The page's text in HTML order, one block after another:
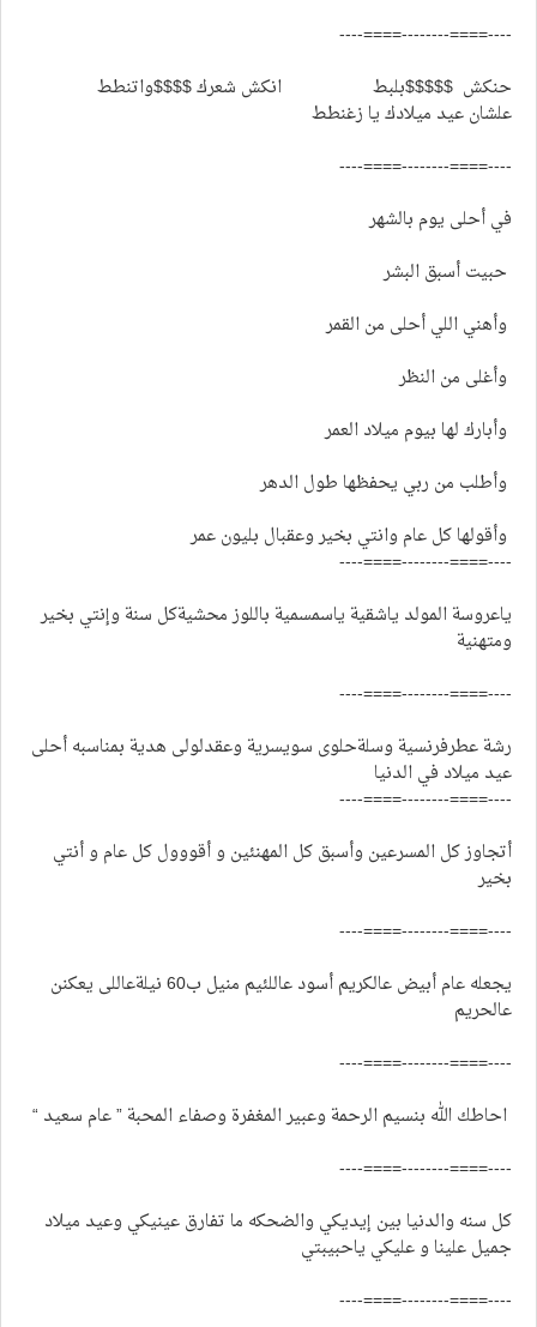
----====--------====----
حنكش $$$$$بلبط انكش شعرك $$$$واتنطط
علشان عيد ميلادك يا زغنطط
----====--------====----
في أحلى يوم بالشهر
حبيت أسبق البشر
وأهني اللي أحلى من القمر
وأغلى من النظر
وأبارك لها بيوم ميلاد العمر
وأطلب من ربي يحفظها طول الدهر
وأقولها كل عام وانتي بخير وعقبال بليون عمر
----====--------====----
ياعروسة المولد ياشقية ياسمسمية باللوز محشيةكل سنة وإنتي بخير
ومتهنية
----====--------====----
رشة عطرفرنسية وسلةحلوى سويسرية وعقدلولى هدية بمناسبه أحلى
عيد ميلاد في الدنيا
----====--------====----
أتجاوز كل المسرعين وأسبق كل المهنئين و أقووول كل عام و أنتي
بخير
----====--------====----
يجعله عام أبيض عالكريم أسود عاللئيم منيل ب60 نيلةعاللى يعكنن
عالحريم
----====--------====----
احاطك الله بنسيم الرحمة وعبير المغفرة وصفاء المحبة ” عام سعيد “
----====--------====----
كل سنه والدنيا بين إيديكي والضحكه ما تفارق عينيكي وعيد ميلاد
جميل علينا و عليكي ياحبيبتي
----====--------====----